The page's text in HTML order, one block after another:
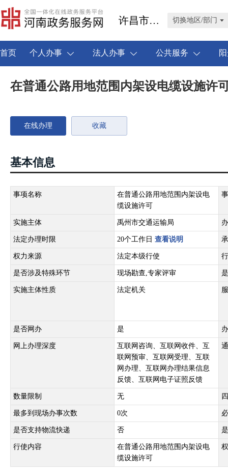
许昌市禹州市 切换地区/部门
首页 个人办事 法人办事 公共服务
在普通公路用地范围内架设电缆设施许
在线办理 收藏
基本信息
事项名称
在普通公路用地范围内架设电
缆设施许可
实施主体 禹州市交通运输局
法定办理时限 20个工作日 查看说明
权力来源 法定本级行使
是否涉及特殊环节 现场勘查,专家评审
实施主体性质 法定机关
是否网办 是
网上办理深度
互联网咨询、互联网收件、互
联网预审、互联网受理、互联
网办理、互联网办理结果信息
反馈、互联网电子证照反馈
数量限制 无
最多到现场办事次数 0次
是否支持物流快递 否
行使内容
在普通公路用地范围内架设电
缆设施许可